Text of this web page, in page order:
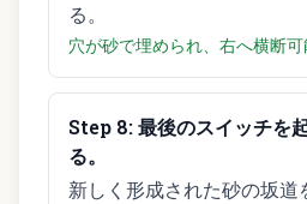
る。
穴が砂で埋められ、右へ横断可
Step 8:最後のスイッチを
る。
新しく形成された砂の坂道